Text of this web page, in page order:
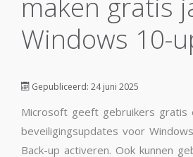
Windows 10-
Gepubliceerd: 24 juni 2025
Microsoft geeft gebruikers gratis
beveiligingsupdates voor
Back-up activeren. Ook kunnen